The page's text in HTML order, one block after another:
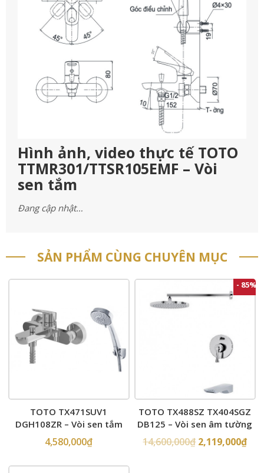
Hình ảnh, video thực tế TOTO
TTMR301/TTSR105EMF – Vòi
sen tắm
Đang cập nhật…
SẢN PHẨM CÙNG CHUYÊN MỤC
TOTO TX471SUV1
DGH108ZR – Vòi sen tắm
4,580,000₫
- 85%
TOTO TX488SZ TX404SGZ
DB125 – Vòi sen âm tường
14,600,000₫ 2,119,000₫